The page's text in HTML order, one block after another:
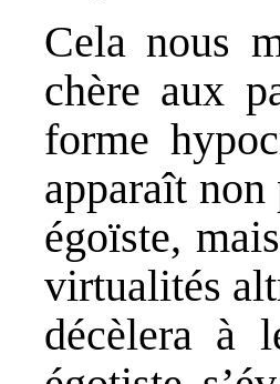
Cela nous
chère aux
forme
apparaît
égoïste,
virtualités
décèlera à